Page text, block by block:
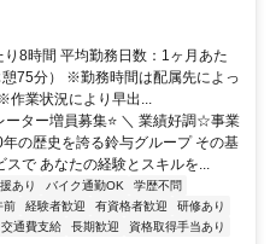
線 南御殿場駅から車で５分 JR御
8時間 平均勤務日数：1ヶ月あた
75分） ※勤務時間は配属先によっ
作業状況により早出...
ーター増員募集⭐ ＼ 業績好調☆事業
の歴史を誇る鈴与グループ その基
で あなたの経験とスキルを...
あり バイク通勤OK
学歴不問
前 経験者歓迎 有資格者歓迎
研修あり
交通費支給 長期歓迎
資格取得手当あり